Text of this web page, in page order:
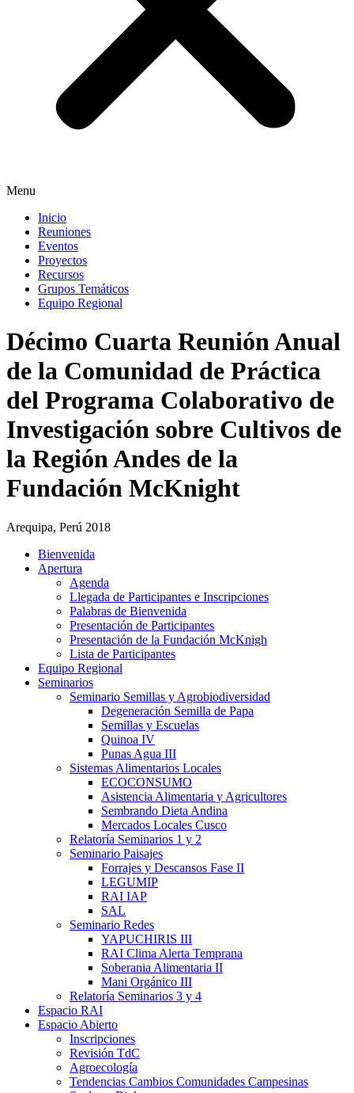
Menu
Inicio
Reuniones
Eventos
Proyectos
Recursos
Grupos Temáticos
Equipo Regional
Décimo Cuarta Reunión Anual
de la Comunidad de Práctica
del Programa Colaborativo de
Investigación sobre Cultivos de
la Región Andes de la
Fundación McKnight
Arequipa, Perú 2018
Bienvenida
Apertura
Agenda
Llegada de Participantes e Inscripciones
Palabras de Bienvenida
Presentación de Participantes
Presentación de la Fundación McKnigh
Lista de Participantes
Equipo Regional
Seminarios
Seminario Semillas y Agrobiodiversidad
Degeneración Semilla de Papa
Semillas y Escuelas
Quinoa IV
Punas Agua III
Sistemas Alimentarios Locales
ECOCONSUMO
Asistencia Alimentaria y Agricultores
Sembrando Dieta Andina
Mercados Locales Cusco
Relatoría Seminarios 1 y 2
Seminario Paisajes
Forrajes y Descansos Fase II
LEGUMIP
RAI IAP
SAL
Seminario Redes
YAPUCHIRIS III
RAI Clima Alerta Temprana
Soberania Alimentaria II
Mani Orgánico III
Relatoría Seminarios 3 y 4
Espacio RAI
Espacio Abierto
Inscripciones
Revisión TdC
Agroecología
Tendencias Cambios Comunidades Campesinas